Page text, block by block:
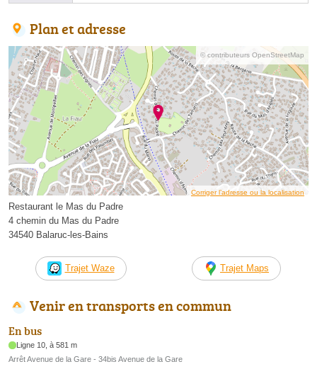
Plan et adresse
© contributeurs OpenStreetMap
Corriger l’adresse ou la localisation
Restaurant le Mas du Padre
4 chemin du Mas du Padre
34540 Balaruc-les-Bains
Trajet Waze Trajet Maps
Venir en transports en commun
En bus
Ligne 10, à 581 m
Arrêt Avenue de la Gare - 34bis Avenue de la Gare